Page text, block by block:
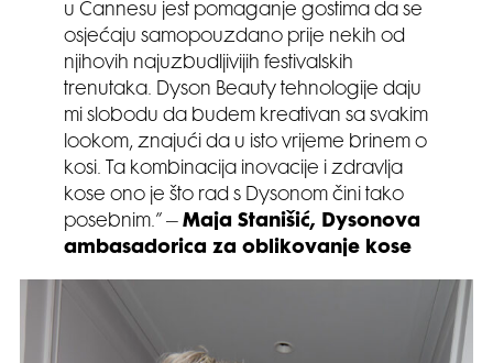
u Cannesu jest pomaganje gostima da se
osjećaju samopouzdano prije nekih od
njihovih najuzbudljivijih festivalskih
trenutaka. Dyson Beauty tehnologije daju
mi slobodu da budem kreativan sa svakim
lookom, znajući da u isto vrijeme brinem o
kosi. Ta kombinacija inovacije i zdravlja
kose ono je što rad s Dysonom čini tako
posebnim.” – Maja Stanišić, Dysonova
ambasadorica za oblikovanje kose